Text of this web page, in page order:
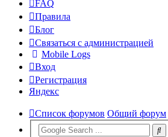
FAQ
Правила
Блог
Связаться с администрацией
Mobile Logs
Вход
Регистрация
Яндекс
Список форумов Общий форум